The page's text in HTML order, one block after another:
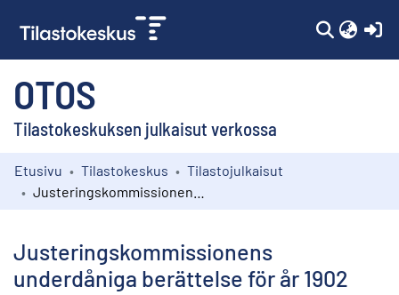
OTOS
Tilastokeskuksen julkaisut verkossa
Kokoelmat
Etusivu Tilastokeskus
Tilastojulkaisut
Justeringskommissionens
underdåniga berättelse för år 1902